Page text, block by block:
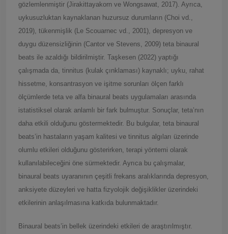
gözlemlenmiştir (Jirakittayakorn ve Wongsawat, 2017). Ayrıca,
uykusuzluktan kaynaklanan huzursuz durumların (Choi vd.,
2019), tükenmişlik (Le Scouarnec vd., 2001), depresyon ve
duygu düzensizliğinin (Cantor ve Stevens, 2009) teta binaural
beats ile azaldığı bildirilmiştir. Taşkesen (2022) yaptığı
çalışmada da, tinnitus (kulak çınklaması) kaynaklı; uyku, rahat
hissetme, konsantrasyon ve işitme sorunları ölçen farklı
ölçümlerde teta ve alfa binaural beats uygulamaları arasında
istatistiksel olarak anlamlı bir fark bulmuştur. Sonuçlar, teta’nın
daha etkili olduğunu göstermektedir. Bu bulgular, teta binaural
beats’in hastaların yaşam kalitesi ve tinnitus algıları üzerinde
olumlu etkileri olduğunu gösterirken, terapi yöntemi olarak
kullanılabileceğini öne sürmektedir. Ayrıca bu çalışmalar,
binaural beats uyaranının çeşitli frekans aralıklarında depresyon,
anksiyete düzeyleri ve hatta fizyolojik değişiklikler üzerindeki
etkilerinin anlaşılmasına katkıda bulunmaktadır.
Binaural beats’in bellek üzerindeki etkileri de araştırılmıştır.